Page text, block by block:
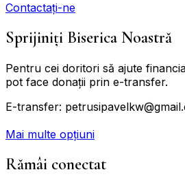
Contactați-ne
Sprijiniți Biserica Noastră
Pentru cei doritori să ajute
pot face donații prin e-transfer.
E-transfer:
Mai multe opțiuni
Rămâi conectat